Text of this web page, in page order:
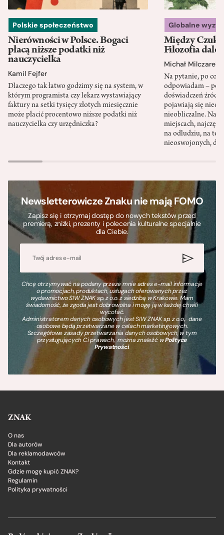
Polskie społeczeństwo
Nierówności w Polsce. Bogaci
płacą niższe podatki niż
nauczycielka
Kamil Fejfer
Dlaczego tak łatwo godzimy się na system, w
którym programista czy lekarz wystawiający
faktury na setki tysięcy złotych miesięcznie
może płacić procentowo niższe podatki niż
nauczycielka czy urzędniczka?
Globalne
Między
Filozofia
Michał Milczarek
Na pytanie, po co
odpowiadam – po
doświadczeń
pojawiają się
nieobliczalne.
miejscach,
na odludziu, na
nieoswojonych,
Newsletterowicze Znaku nie mają FOMO
Zapisz się i otrzymaj dostęp do nowych tekstów przed
premierą, zniżki, prezenty i polecenia kulturalne specjalnie
dla Ciebie.
Chcę otrzymywać na podany przeze mnie adres e-mail informacje
o promocjach, produktach, usługach oferowanych przez
wydawnictwo SIW ZNAK sp. z o.o. z siedzibą w Krakowie. Mam
świadomość, że zgoda jest dobrowolna i mogę ją w każdej chwili
wycofać.
Administratorem danych osobowych jest SIW ZNAK sp. z o.o., dane
osobowe będą przetwarzane w celach marketingowych.
Szczegółowe zasady przetwarzania danych osobowych, w tym
przysługujących Ci prawach, można znaleźć wPolityce
Prywatności.
ZNAK
O nas
Dla autorów
Dla reklamodawców
Kontakt
Gdzie mogę kupić ZNAK?
Regulamin
Polityka prywatności